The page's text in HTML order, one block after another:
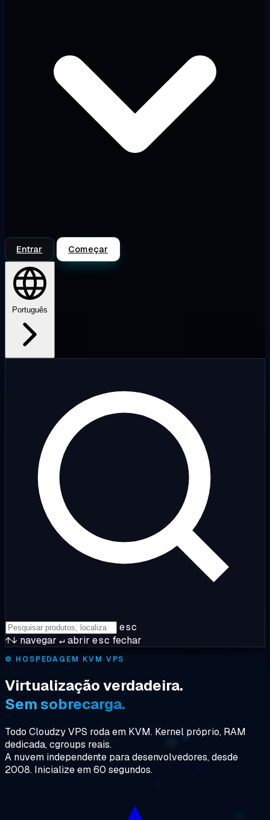
Entrar Começar
Português
esc
↑↓ navegar ↵abrir esc fechar
⚙️ HOSPEDAGEM KVM VPS
Virtualização verdadeira.
Sem sobrecarga.
Todo Cloudzy VPS roda em KVM. Kernel próprio, RAM
dedicada, cgroups reais.
A nuvem independente para desenvolvedores, desde
2008. Inicialize em 60 segundos.